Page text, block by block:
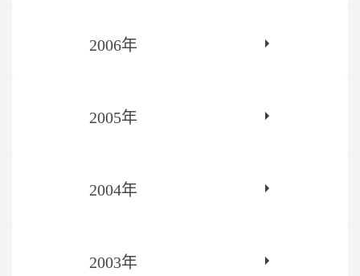
2006年
2005年
2004年
2003年